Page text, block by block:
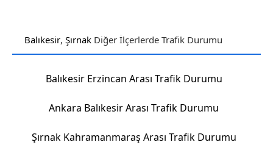
Balıkesir, Şırnak Diğer İlçerlerde Trafik Durumu
Balıkesir Erzincan Arası Trafik Durumu
Ankara Balıkesir Arası Trafik Durumu
Şırnak Kahramanmaraş Arası Trafik Durumu